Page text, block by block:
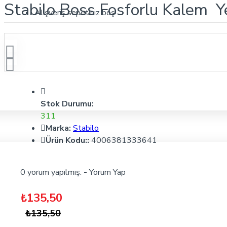
Alışveriş sepetiniz boş!
Stabilo Boss Fosforlu Kalem
Stok Durumu:
311
Marka: Stabilo
Ürün Kodu:: 4006381333641
0 yorum yapılmış. - Yorum Yap
₺135,50
₺135,50